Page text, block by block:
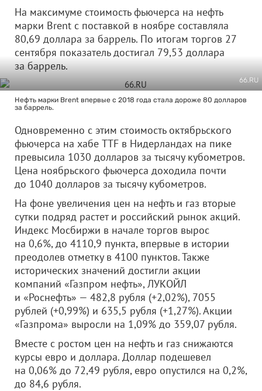
На максимуме стоимость фьючерса на нефть
марки Brent с поставкой в ноябре составляла
80,69 доллара за баррель. По итогам торгов 27
сентября показатель достигал 79,53 доллара
за баррель.
66.RU
Нефть марки Brent впервые c 2018 года стала дороже 80 долларов
за баррель.
Одновременно с этим стоимость октябрьского
фьючерса на хабе TTF в Нидерландах на пике
превысила 1030 долларов за тысячу кубометров.
Цена ноябрьского фьючерса доходила почти
до 1040 долларов за тысячу кубометров.
На фоне увеличения цен на нефть и газ вторые
сутки подряд растет и российский рынок акций.
Индекс Мосбиржи в начале торгов вырос
на 0,6%, до 4110,9 пункта, впервые в истории
преодолев отметку в 4100 пунктов. Также
исторических значений достигли акции
компаний «Газпром нефть», ЛУКОЙЛ
и «Роснефть» — 482,8 рубля (+2,02%), 7055
рублей (+0,99%) и 635,5 рубля (+1,27%). Акции
«Газпрома» выросли на 1,09% до 359,07 рубля.
Вместе с ростом цен на нефть и газ снижаются
курсы евро и доллара. Доллар подешевел
на 0,06% до 72,49 рубля, евро опустился на 0,2%,
до 84,6 рубля.